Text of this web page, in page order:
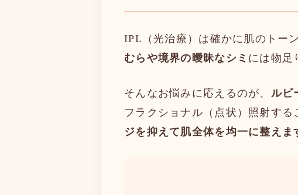
IPL（光治療）は確かに肌のトー
むらや境界の曖昧なシミ には物足
そんなお悩みに応えるのが、 ルビ
フラクショナル（点状）照射する
ジを抑えて肌全体を均一に整えま